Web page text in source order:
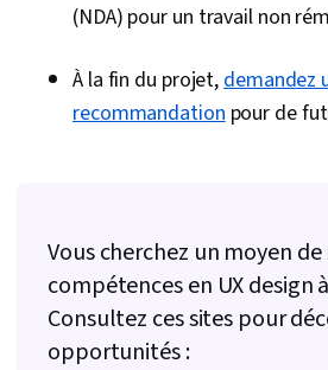
(NDA) pour un travail non
À la fin du projet, demandez
recommandation pour de
Vous cherchez un moyen
compétences en UX design
Consultez ces sites pour
opportunités :